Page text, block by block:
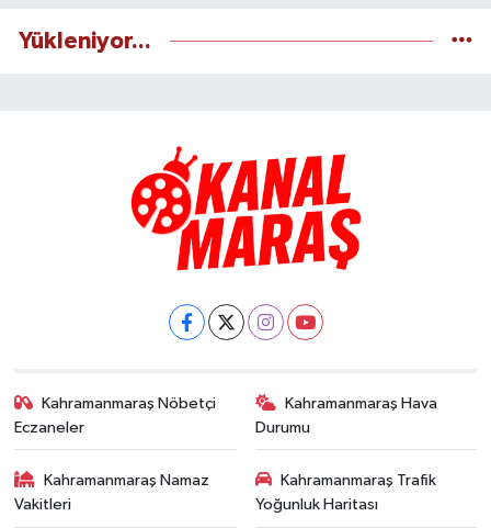
Yükleniyor...
Kahramanmaraş Nöbetçi
Eczaneler
Kahramanmaraş Hava
Durumu
Kahramanmaraş Namaz
Vakitleri
Kahramanmaraş Trafik
Yoğunluk Haritası